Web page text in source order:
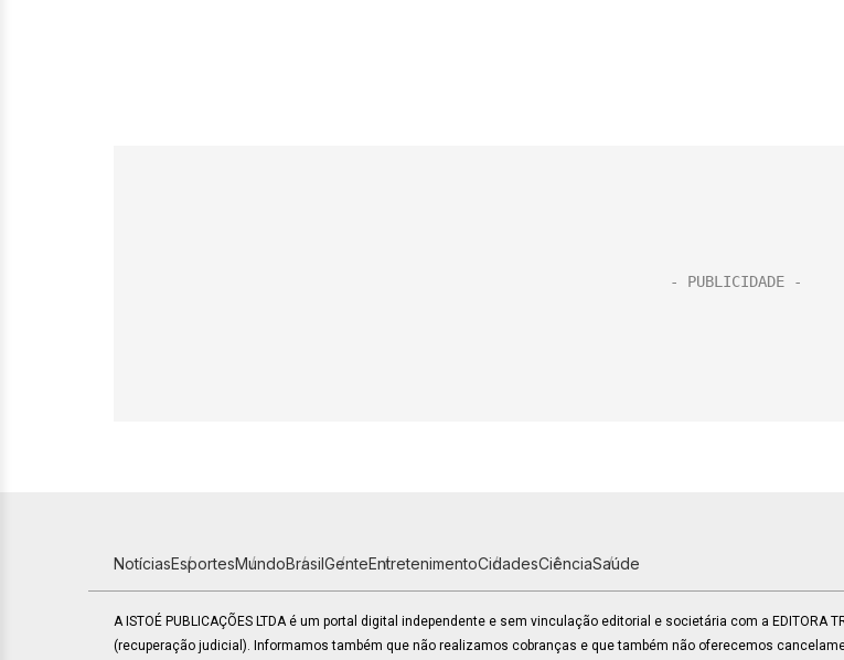
NotíciasEsportesMundoBrasilGenteEntretenimentoCidadesCiênciaSaúde
A ISTOÉ PUBLICAÇÕES LTDA é um portal digital independente e sem vinculação editorial e societária com a EDITORA
(recuperação judicial). Informamos também que não realizamos cobranças e que também não oferecemos